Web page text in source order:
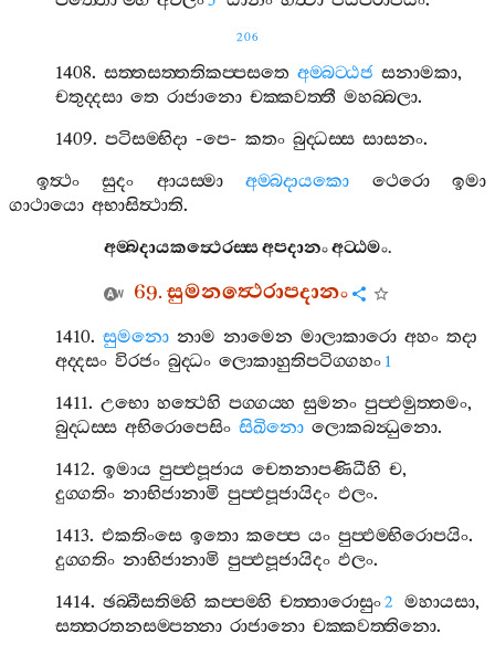
206
1408.සත‍්තසත‍්තතිකප‍්පසතෙ අම‍්බට‍්ඨජ සනාමකා,
චතුද‍්දසා තෙ රාජානො චක‍්කවත‍්තී මහබ‍්බලා.
1409.පටිසම‍්භිදා -පෙ-කතං බුද‍්ධස‍්ස සාසනං.
ඉත්‍ථං
සුදං ආයස‍්මා අම‍්බදායකො ථෙරො
ඉමා
ගාථායො අභාසිත්‍ථාති.
අම‍්බදායකත්‍ථෙරස‍්සඅපදානංඅට‍්ඨමං.
69.සුමනත්‍ථෙරාපදානං
1410.සුමනො නාම නාමෙන මාලාකාරො අහං තදා
අද‍්දසං විරජං බුද‍්ධං ලොකාහුතිපටිග‍්ගහං 1
1411.උභො හත්‍ථෙහි පග‍්ගය‍්හ සුමනං පුප‍්ඵමුත‍්තමං,
බුද‍්ධස‍්ස අභිරොපෙසිං සිඛිනො ලොකබන්‍ධුනො.
1412.ඉමාය පුප‍්ඵපූජාය චෙතනාපණිධීහි ච,
දුග‍්ගතිං නාභිජානාමි පුප‍්ඵපූජායිදං ඵලං.
1413.එකතිංසෙ ඉතො කප‍්පෙ යං පුප‍්ඵම‍්භිරොපයිං.
දුග‍්ගතිං නාභිජානාමි පුප‍්ඵපූජායිදං ඵලං.
1414.ඡබ‍්බීසතිම‍්හි කප‍්පම‍්හි චත‍්තාරොසුං2 මහායසා,
සත‍්තරතනසම‍්පන‍්නා රාජානො චක‍්කවත‍්තිනො.